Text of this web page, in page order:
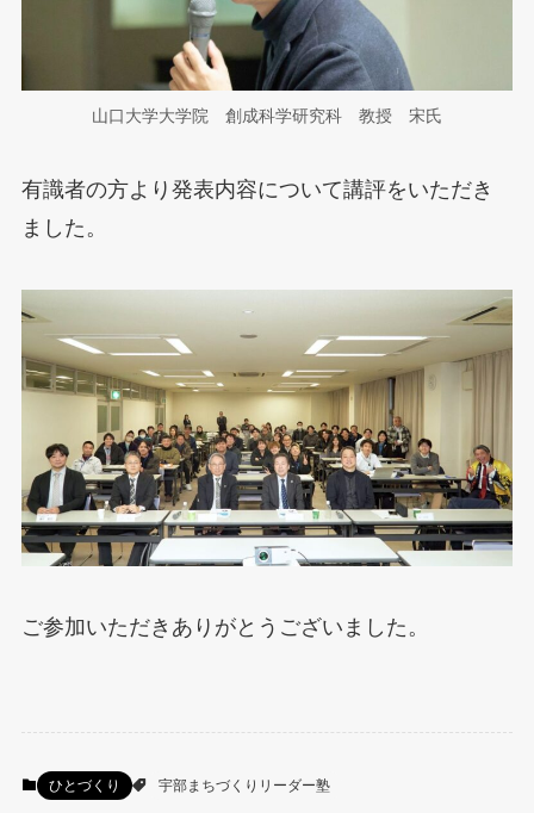
山口大学大学院 創成科学研究科 教授 宋氏
有識者の方より発表内容について講評をいただき
ました。
ご参加いただきありがとうございました。
ひとづくり 宇部まちづくりリーダー塾